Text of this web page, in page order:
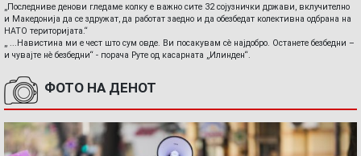
„Последниве денови гледаме колку е важно сите 32 сојузнички држави, вклучително
и Македонија да се здружат, да работат заедно и да обезбедат колективна одбрана на
НАТО територијата.“
„ ...Навистина ми е чест што сум овде. Ви посакувам сè најдобро. Останете безбедни –
и чувајте нè безбедни“ - порача Руте од касарната „Илинден“.
ФОТО НА ДЕНОТ